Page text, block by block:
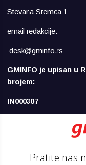
Stevana Sremca 1
email redakcije:
desk@gminfo.rs
GMINFO je upisan u
brojem:
IN000307
Pratite nas